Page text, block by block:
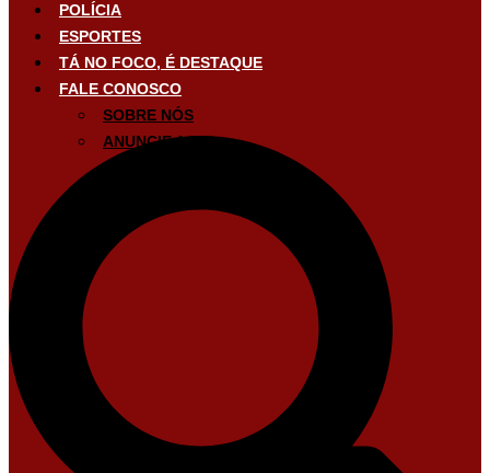
POLÍCIA
ESPORTES
TÁ NO FOCO, É DESTAQUE
FALE CONOSCO
SOBRE NÓS
ANUNCIE AQUI